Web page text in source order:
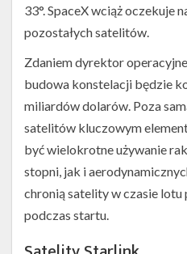
33°. SpaceX wciąż oczekuje
pozostałych satelitów.
Zdaniem dyrektor
budowa konstelacji będzie
miliardów dolarów. Poza
satelitów kluczowym
być wielokrotne używanie
stopni, jak i
chronią satelity w czasie
podczas startu.